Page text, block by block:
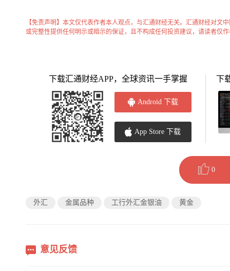
【免责声明】本文仅代表作者本人观点，与汇通财经无关。汇通财经对文
或完整性提供任何明示或暗示的保证，且不构成任何投资建议，请读者仅
下载汇通财经APP，全球资讯一手掌握
Android 下载
App Store 下载
下
0
外汇 金属品种 工行外汇金银油 黄金
意见反馈